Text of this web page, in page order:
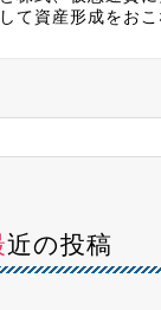
して資産形成をおこ
最近の投稿